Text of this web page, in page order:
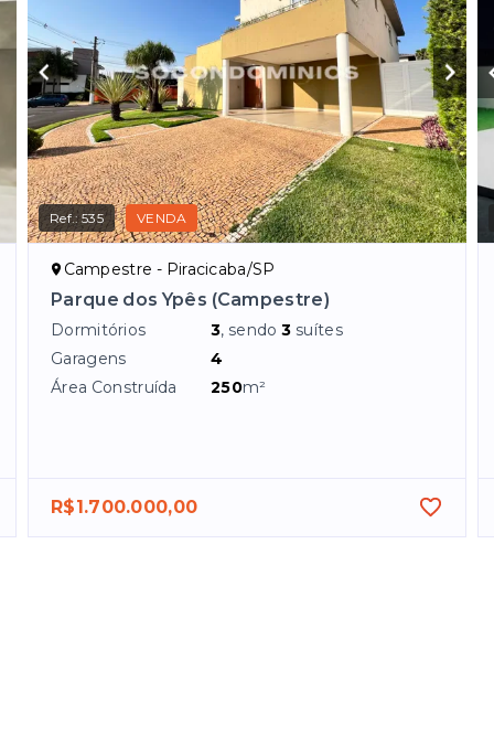
Ref.:535 VENDA
Campestre - Piracicaba/SP
Parque dos Ypês (Campestre)
Dormitórios 3, sendo3 suítes
Garagens
4
Área Construída
250m²
R$1.700.000,00